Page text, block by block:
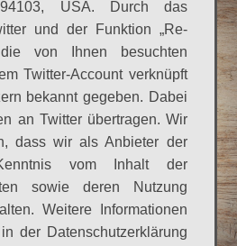
USA. Durch das
und der Funktion „Re-
von Ihnen besuchten
Twitter-Account verknüpft
bekannt gegeben. Dabei
an Twitter übertragen. Wir
dass wir als Anbieter der
vom Inhalt der
sowie deren Nutzung
Weitere Informationen
der Datenschutzerklärung